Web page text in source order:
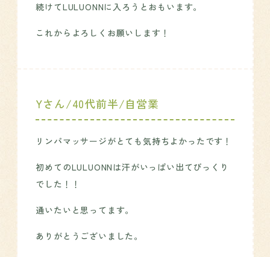
続けてLULUONNに入ろうとおもいます。
これからよろしくお願いします！
Yさん/40代前半/自営業
リンパマッサージがとても気持ちよかったです！
初めてのLULUONNは汗がいっぱい出てびっくり
でした！！
通いたいと思ってます。
ありがとうございました。